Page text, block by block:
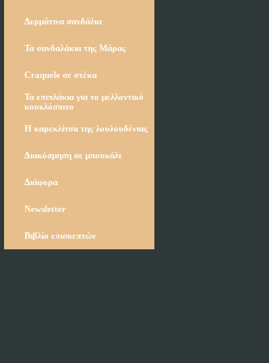
Δερμάτινα σανδάλια
Τα σανδαλάκια της Μάρας
Craquele σε στέκα
Τα επιπλάκια για το μελλοντικό
κουκλόσπιτο
Η καρεκλίτσα της λουλουδένιας
Διακόσμηση σε μπουκάλι
Διάφορα
Newsletter
Βιβλίο επισκεπτών